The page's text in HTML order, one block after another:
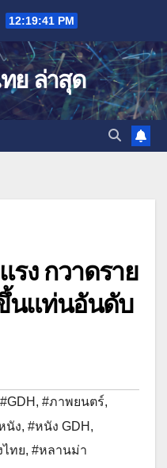
12:19:42 PM
ย ล่าสุด
รง กวาดราย
นแท่นอันดับ
#GDH , #ภาพยนตร์,
นัง, #หนัง GDH ,
ทย, #หลานม่า